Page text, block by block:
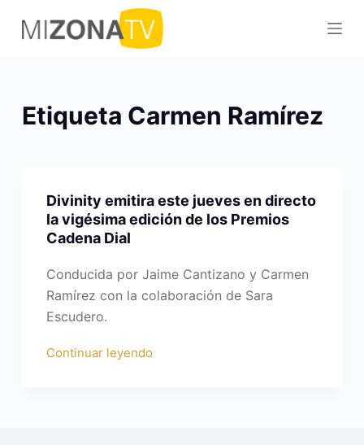
S
a
aEtiqueta Carmen Ramírez
Divinity emitira este jueves en directo
la vigésima edición de los Premios
Cadena Dial
Conducida por Jaime Cantizano y Carmen
Ramírez con la colaboración de Sara
Escudero.
Continuar leyendo